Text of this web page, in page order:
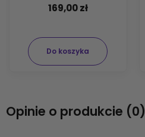
169,00 zł
Do koszyka
Opinie o produkcie (0)